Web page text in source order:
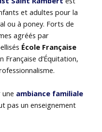
et adultes pour la
ou à poney. Forts de
agréés par
École Française
Française d’Équitation,
ambiance familiale
pas un enseignement